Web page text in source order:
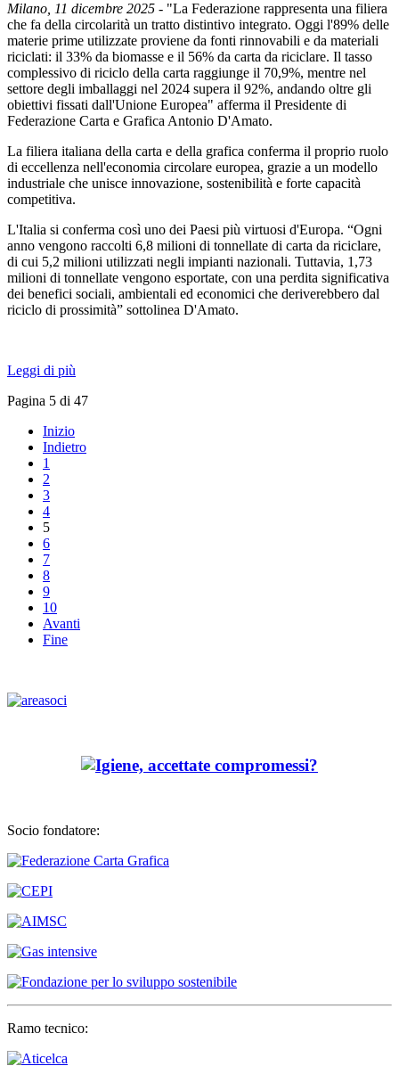
Milano, 11 dicembre 2025 - "La Federazione rappresenta una filiera
che fa della circolarità un tratto distintivo integrato. Oggi l'89% delle
materie prime utilizzate proviene da fonti rinnovabili e da materiali
riciclati: il 33% da biomasse e il 56% da carta da riciclare. Il tasso
complessivo di riciclo della carta raggiunge il 70,9%, mentre nel
settore degli imballaggi nel 2024 supera il 92%, andando oltre gli
obiettivi fissati dall'Unione Europea" afferma il Presidente di
Federazione Carta e Grafica Antonio D'Amato.
La filiera italiana della carta e della grafica conferma il proprio ruolo
di eccellenza nell'economia circolare europea, grazie a un modello
industriale che unisce innovazione, sostenibilità e forte capacità
competitiva.
L'Italia si conferma così uno dei Paesi più virtuosi d'Europa. “Ogni
anno vengono raccolti 6,8 milioni di tonnellate di carta da riciclare,
di cui 5,2 milioni utilizzati negli impianti nazionali. Tuttavia, 1,73
milioni di tonnellate vengono esportate, con una perdita significativa
dei benefici sociali, ambientali ed economici che deriverebbero dal
riciclo di prossimità” sottolinea D'Amato.
Leggi di più
Pagina 5 di 47
Inizio
Indietro
1
2
3
4
5
6
7
8
9
10
Avanti
Fine
Socio fondatore:
Ramo tecnico: